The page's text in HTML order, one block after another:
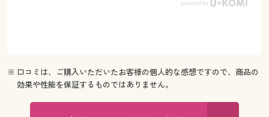
※ 口コミは、ご購入いただいたお客様の個人的な感想ですので、商品の
効果や性能を保証するものではありません。